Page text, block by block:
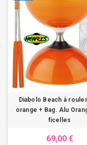
Diabolo Beach à
orange + Bag. Alu
ficelles
69,00 €